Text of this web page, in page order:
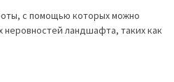
с помощью которых можно
неровностей ландшафта, таких как